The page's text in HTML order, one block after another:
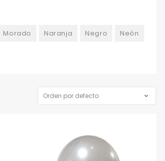
Morado Naranja Negro Neón